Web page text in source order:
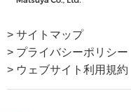
> サイトマップ
> プライバシーポリシー
> ウェブサイト利用規約